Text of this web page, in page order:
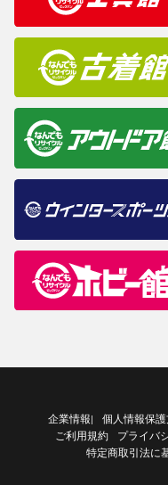
商品について
企業情報| 個人情報保
ご利用規約 プライバ
特定商取引法に